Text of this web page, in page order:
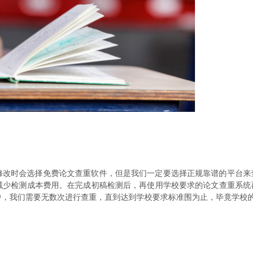
时会选择免费论文查重软件，但是我们一定要选择正规靠谱的平台
检测成本费用。在完成初稿检测后，再使用学校要求的论文查重系
我们需要无数次进行查重，直到达到学校要求标准围为止，毕竟学校